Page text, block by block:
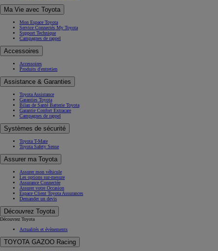
Ma Vie avec Toyota
Mon Espace Toyota
Service Connectés My Toyota
Support Technique
Campagnes de rappel
Accessoires
Accessoires
Produits d'entretien
Assistance & Garanties
Toyota Assistance
Garanties Toyota
Bilan de Santé Batterie Toyota
Garantie Confort Extracare
Campagnes de rappel
Systèmes de sécurité
Toyota T-Mate
Toyota Safety Sense
Assurer ma Toyota
Assurer mon véhicule
Les options sur-mesure
Assurance Connectée
Assurer votre Occasion
Espace Client Toyota Assurances
Demander un devis
Découvrez Toyota
Découvrez Toyota
Actualités et évènements
TOYOTA GAZOO Racing